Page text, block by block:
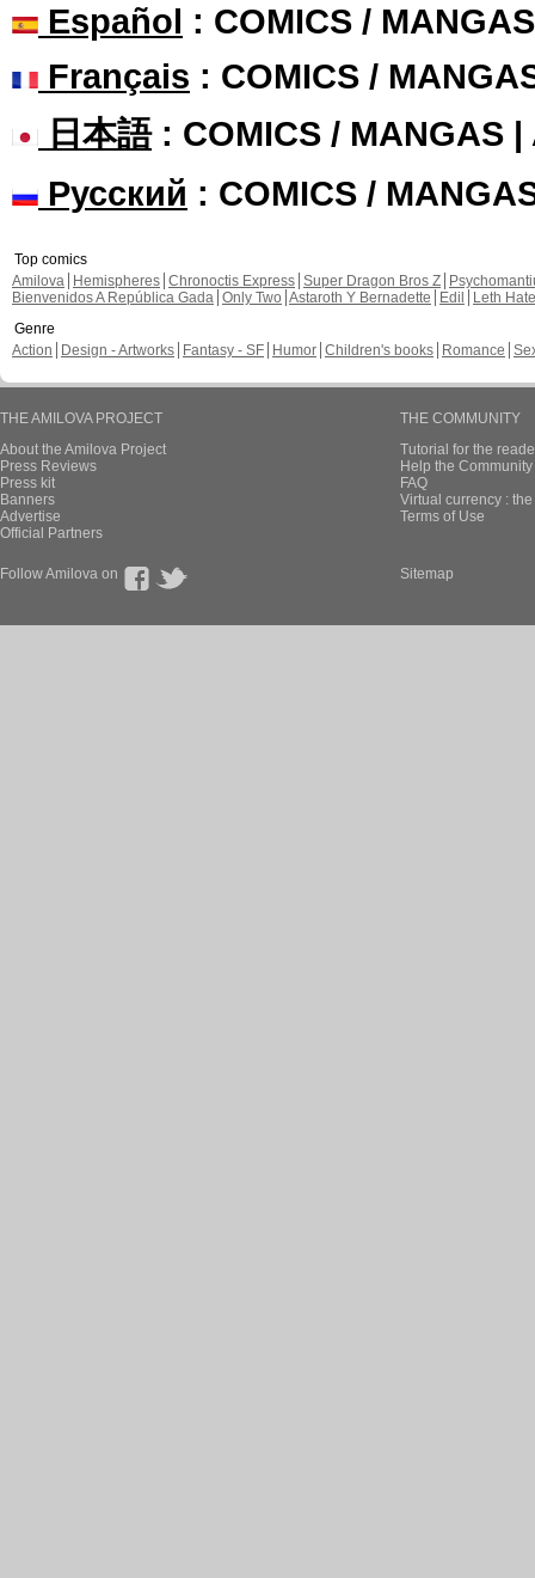
Español : COMICS /
Français : COMICS /
日本語: COMICS / MANGAS |
Русский : COMICS /
Top comics
Amilova
Hemispheres Chronoctis Express Super Dragon Bros Z
Bienvenidos A República Gada Only Two Astaroth Y Bernadette Edil
Leth Hate
Genre
Action
Design - Artworks Fantasy - SF Humor Children's books Romance
THE AMILOVA PROJECT
About the Amilova Project
Press Reviews
Press kit
Banners
Advertise
Official Partners
THE COMMUNITY
Tutorial for the
Help the
FAQ
Virtual currency :
Terms of Use
Follow Amilova on Sitemap